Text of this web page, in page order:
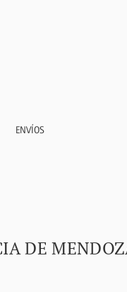
ENVÍOS
DE